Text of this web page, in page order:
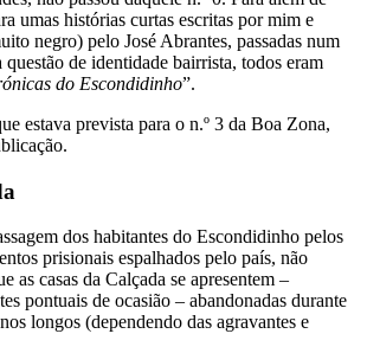
umas histórias curtas escritas por mim e
negro) pelo José Abrantes, passadas num
de identidade bairrista, todos eram
do Escondidinho”.
estava prevista para o n.º 3 da Boa Zona,
dos habitantes do Escondidinho pelos
prisionais espalhados pelo país, não
as casas da Calçada se apresentem –
pontuais de ocasião – abandonadas durante
longos (dependendo das agravantes e